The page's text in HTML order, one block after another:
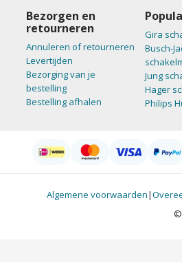
Bezorgen en
retourneren
Annuleren of retourneren
Levertijden
Bezorging van je
bestelling
Bestelling afhalen
Gira
Busch-
Jung
Hager
Philips
Algemene voorwaarden|
©